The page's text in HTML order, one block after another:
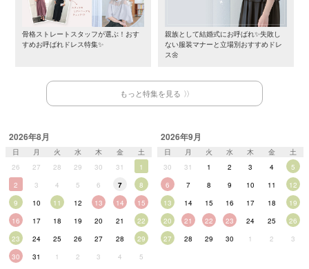
骨格ストレートスタッフが選ぶ！おす
すめお呼ばれドレス特集✨
親族として結婚式にお呼ばれ✨失敗し
ない服装マナーと立場別おすすめドレ
ス🌼
もっと特集を見る
2026年8月
日 月 火 水 木 金
土
26
27 28 29 30 31
1
2
3 4 5 6 7
8
9
10 11 12 13 14
15
16
17 18 19 20 21
22
23
24 25 26 27 28
29
30
31 1 2 3 4 5
2026年9月
日 月 火 水 木 金
土
30
31 1 2 3 4
5
6
7 8 9 10 11
12
13
14 15 16 17 18
19
20
21 22 23 24 25
26
27
28 29 30 1 2 3